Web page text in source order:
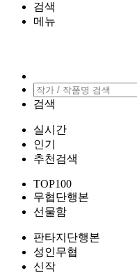
검색
메뉴
검색
실시간
인기
추천검색
TOP100
무협단행본
선물함
판타지단행본
성인무협
신작